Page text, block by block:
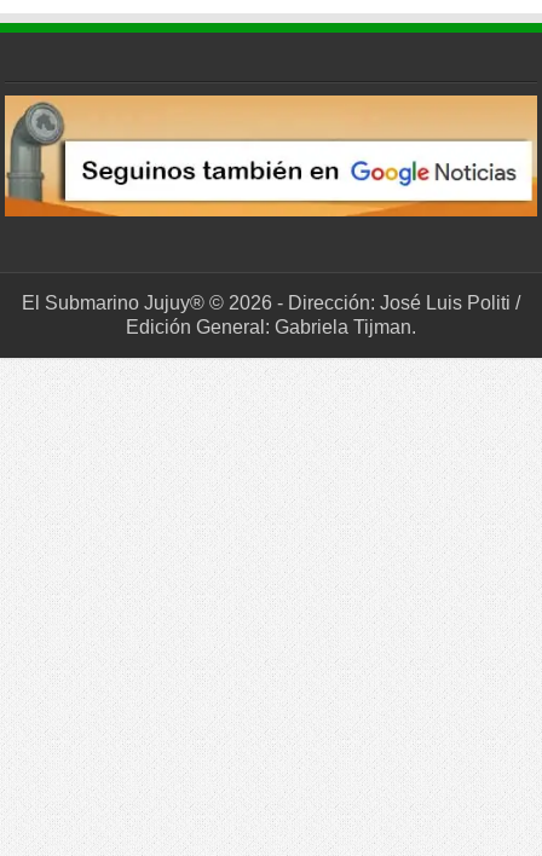
El Submarino Jujuy® © 2026 - Dirección: José Luis Politi /
Edición General: Gabriela Tijman.